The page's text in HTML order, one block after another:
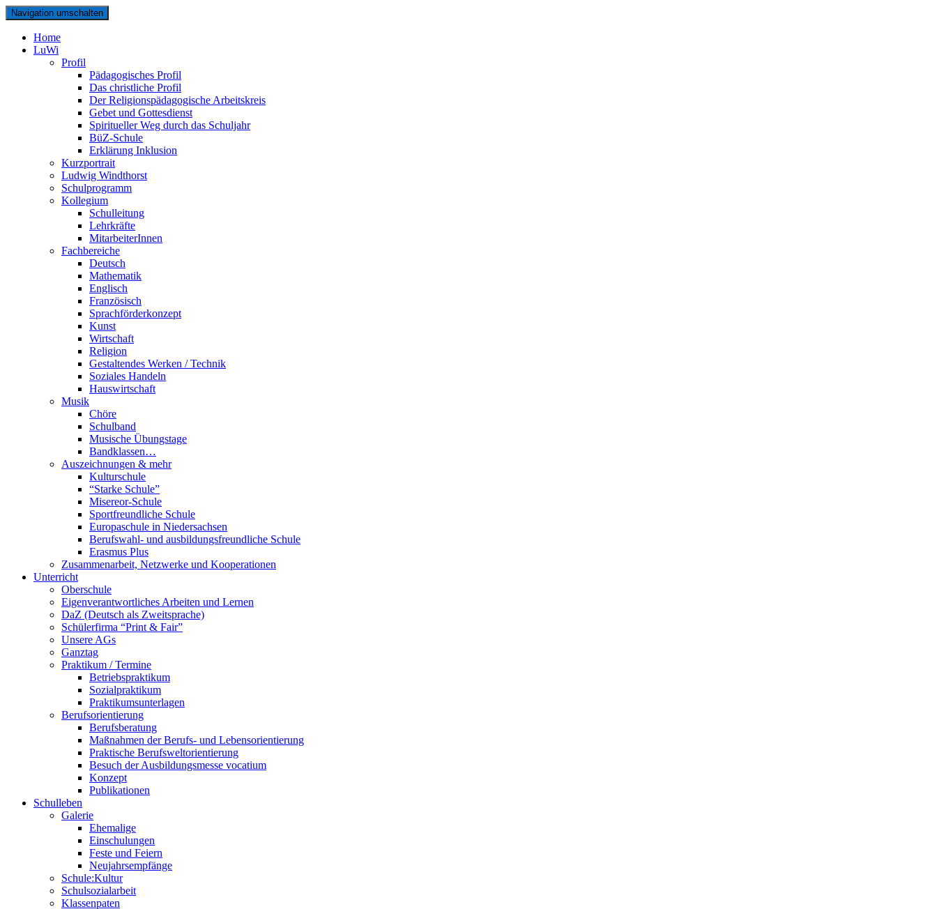
Navigation umschalten
Home
LuWi
Profil
Pädagogisches Profil
Das christliche Profil
Der Religionspädagogische Arbeitskreis
Gebet und Gottesdienst
Spiritueller Weg durch das Schuljahr
BüZ-Schule
Erklärung Inklusion
Kurzportrait
Ludwig Windthorst
Schulprogramm
Kollegium
Schulleitung
Lehrkräfte
MitarbeiterInnen
Fachbereiche
Deutsch
Mathematik
Englisch
Französisch
Sprachförderkonzept
Kunst
Wirtschaft
Religion
Gestaltendes Werken / Technik
Soziales Handeln
Hauswirtschaft
Musik
Chöre
Schulband
Musische Übungstage
Bandklassen…
Auszeichnungen & mehr
Kulturschule
“Starke Schule”
Misereor-Schule
Sportfreundliche Schule
Europaschule in Niedersachsen
Berufswahl- und ausbildungsfreundliche Schule
Erasmus Plus
Zusammenarbeit, Netzwerke und Kooperationen
Unterricht
Oberschule
Eigenverantwortliches Arbeiten und Lernen
DaZ (Deutsch als Zweitsprache)
Schülerfirma “Print & Fair”
Unsere AGs
Ganztag
Praktikum / Termine
Betriebspraktikum
Sozialpraktikum
Praktikumsunterlagen
Berufsorientierung
Berufsberatung
Maßnahmen der Berufs- und Lebensorientierung
Praktische Berufsweltorientierung
Besuch der Ausbildungsmesse vocatium
Konzept
Publikationen
Schulleben
Galerie
Ehemalige
Einschulungen
Feste und Feiern
Neujahrsempfänge
Schule:Kultur
Schulsozialarbeit
Klassenpaten